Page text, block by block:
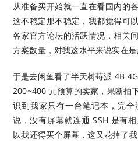
从准备买开始就一直在看国内的
这不稳定那不稳定，我都觉得可
各家官方论坛的活跃情况，相关
方案数量，对我这水平来说实在是
于是去闲鱼看了半天树莓派 4B
200~400 元预算的卖家，果断拍
识到我家只有一台笔记本，完
说，没有屏幕就连通 SSH 是有
以我还得买个屏幕，这又花掉了